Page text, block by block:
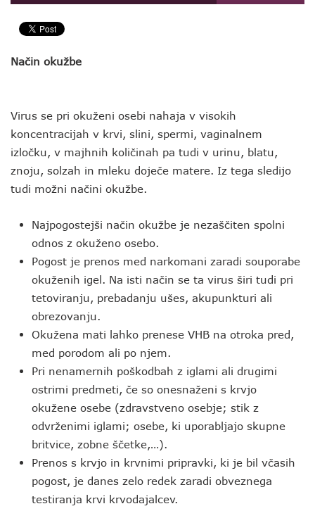
Način okužbe
Virus se pri okuženi osebi nahaja v visokih
koncentracijah v krvi, slini, spermi, vaginalnem
izločku, v majhnih količinah pa tudi v urinu, blatu,
znoju, solzah in mleku doječe matere. Iz tega sledijo
tudi možni načini okužbe.
Najpogostejši način okužbe je nezaščiten spolni
odnos z okuženo osebo.
Pogost je prenos med narkomani zaradi souporabe
okuženih igel. Na isti način se ta virus širi tudi pri
tetoviranju, prebadanju ušes, akupunkturi ali
obrezovanju.
Okužena mati lahko prenese VHB na otroka pred,
med porodom ali po njem.
Pri nenamernih poškodbah z iglami ali drugimi
ostrimi predmeti, če so onesnaženi s krvjo
okužene osebe (zdravstveno osebje; stik z
odvrženimi iglami; osebe, ki uporabljajo skupne
britvice, zobne ščetke,…).
Prenos s krvjo in krvnimi pripravki, ki je bil včasih
pogost, je danes zelo redek zaradi obveznega
testiranja krvi krvodajalcev.